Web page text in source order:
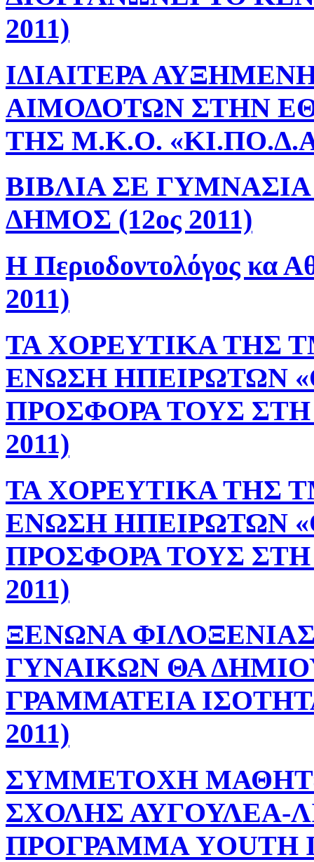
2011)
ΙΔΙΑΙΤΕΡΑ
ΑΙΜΟΔΟΤΩΝ ΣΤΗΝ
ΤΗΣ Μ.Κ.Ο.
ΒΙΒΛΙΑ ΣΕ
ΔΗΜΟΣ (12ος 2011)
Η Περιοδοντολόγος κα
2011)
ΤΑ ΧΟΡΕΥΤΙΚΑ ΤΗΣ
ΕΝΩΣΗ ΗΠΕΙΡΩΤΩΝ
ΠΡΟΣΦΟΡΑ ΤΟΥΣ ΣΤΗ
2011)
ΤΑ ΧΟΡΕΥΤΙΚΑ ΤΗΣ
ΕΝΩΣΗ ΗΠΕΙΡΩΤΩΝ
ΠΡΟΣΦΟΡΑ ΤΟΥΣ ΣΤΗ
2011)
ΞΕΝΩΝΑ
ΓΥΝΑΙΚΩΝ ΘΑ
ΓΡΑΜΜΑΤΕΙΑ
2011)
ΣΥΜΜΕΤΟΧΗ
ΣΧΟΛΗΣ ΑΥΓΟΥΛΕΑ-
ΠΡΟΓΡΑΜΜΑ YOUTH